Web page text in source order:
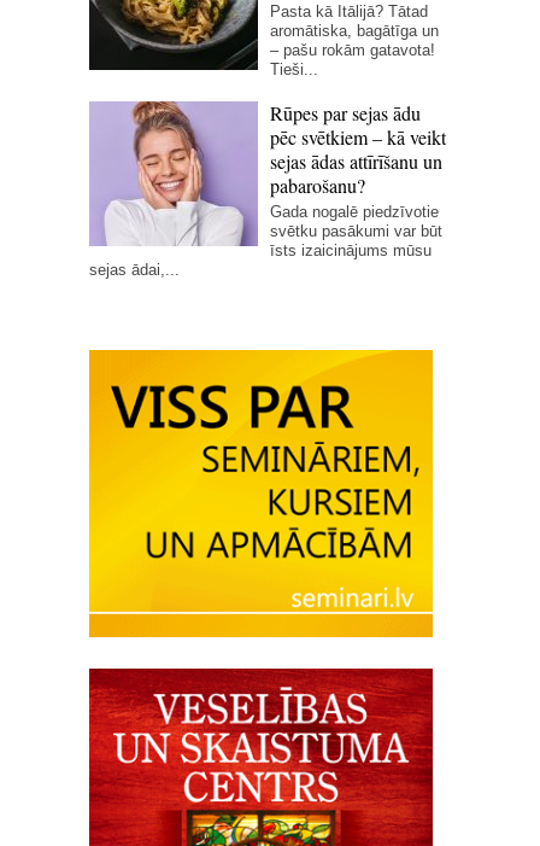
Pasta kā Itālijā? Tātad
aromātiska, bagātīga un
– pašu rokām gatavota!
Tieši...
Rūpes par sejas ādu
pēc svētkiem – kā veikt
sejas ādas attīrīšanu un
pabarošanu?
Gada nogalē piedzīvotie
svētku pasākumi var būt
īsts izaicinājums mūsu
sejas ādai,...